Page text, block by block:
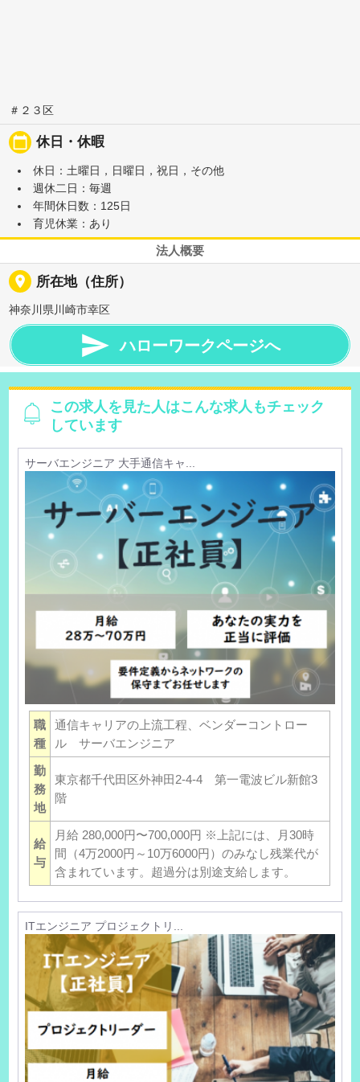
＃２３区
calendar_today 休日・休暇
休日：土曜日，日曜日，祝日，その他
週休二日：毎週
年間休日数：125日
育児休業：あり
法人概要
place 所在地（住所）
神奈川県川崎市幸区
 ハローワークページへ
この求人を見た人はこんな求人もチェック
しています
サーバエンジニア 大手通信キャ...
職
種
通信キャリアの上流工程、ベンダーコントロー
ル サーバエンジニア
勤
務
地
東京都千代田区外神田2-4-4 第一電波ビル新館3
階
給
与
月給 280,000円〜700,000円 ※上記には、月30時
間（4万2000円～10万6000円）のみなし残業代が
含まれています。超過分は別途支給します。
ITエンジニア プロジェクトリ...